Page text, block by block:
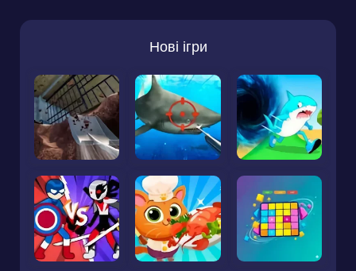
Нові ігри